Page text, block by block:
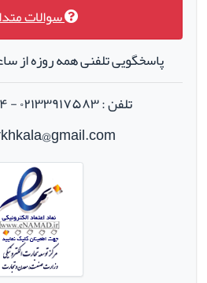
سوالات
پاسخگویی تلفنی همه روزه از ساعت ۱۰ الی۱۹
تلفن : ۰۲۱۳۳۹۱۷۵۸۳ - ۰۲۱۳۳۹۱۴۴۳۴